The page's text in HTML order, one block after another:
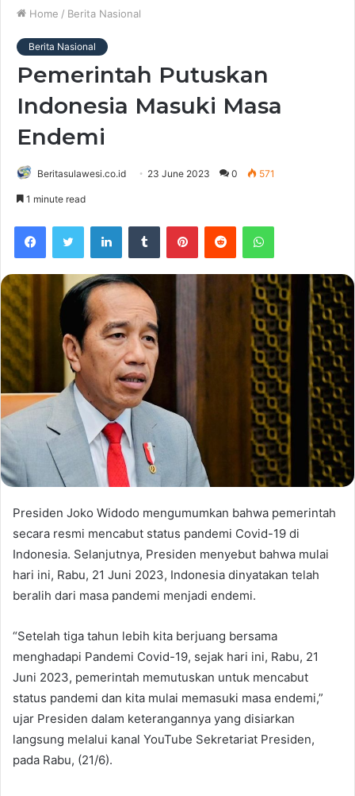
Home / Berita Nasional
Berita Nasional
Pemerintah Putuskan
Indonesia Masuki Masa
Endemi
Beritasulawesi.co.id 23 June 2023 0 571
1 minute read
Presiden Joko Widodo mengumumkan bahwa pemerintah
secara resmi mencabut status pandemi Covid-19 di
Indonesia. Selanjutnya, Presiden menyebut bahwa mulai
hari ini, Rabu, 21 Juni 2023, Indonesia dinyatakan telah
beralih dari masa pandemi menjadi endemi.
“Setelah tiga tahun lebih kita berjuang bersama
menghadapi Pandemi Covid-19, sejak hari ini, Rabu, 21
Juni 2023, pemerintah memutuskan untuk mencabut
status pandemi dan kita mulai memasuki masa endemi,”
ujar Presiden dalam keterangannya yang disiarkan
langsung melalui kanal YouTube Sekretariat Presiden,
pada Rabu, (21/6).